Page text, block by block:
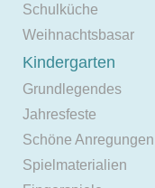
Schulküche
Weihnachtsbasar
Kindergarten
Grundlegendes
Jahresfeste
Schöne Anregungen
Spielmaterialien